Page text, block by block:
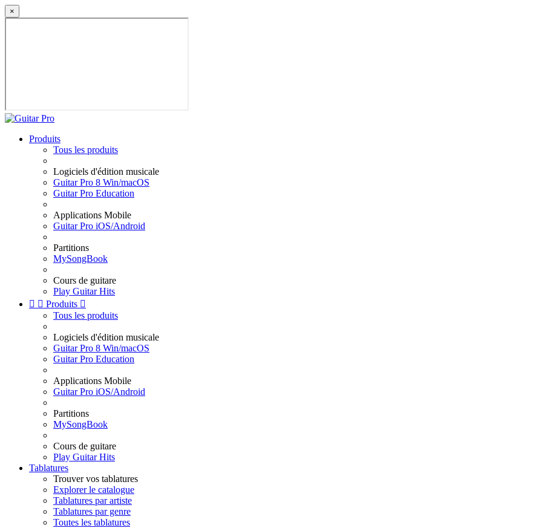
×
Produits
Tous les produits
Logiciels d'édition musicale
Guitar Pro 8 Win/macOS
Guitar Pro Education
Applications Mobile
Guitar Pro iOS/Android
Partitions
MySongBook
Cours de guitare
Play Guitar Hits
  Produits 
Tous les produits
Logiciels d'édition musicale
Guitar Pro 8 Win/macOS
Guitar Pro Education
Applications Mobile
Guitar Pro iOS/Android
Partitions
MySongBook
Cours de guitare
Play Guitar Hits
Tablatures
Trouver vos tablatures
Explorer le catalogue
Tablatures par artiste
Tablatures par genre
Toutes les tablatures